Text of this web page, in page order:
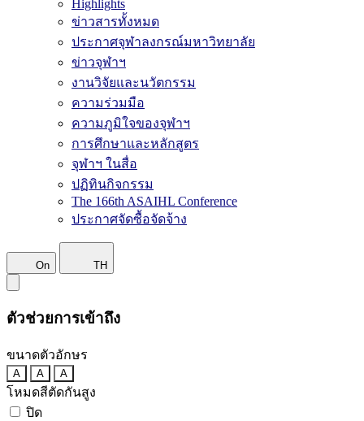
Highlights
ข่าวสารทั้งหมด
ประกาศจุฬาลงกรณ์มหาวิทยาลัย
ข่าวจุฬาฯ
งานวิจัยและนวัตกรรม
ความร่วมมือ
ความภูมิใจของจุฬาฯ
การศึกษาและหลักสูตร
จุฬาฯ ในสื่อ
ปฏิทินกิจกรรม
The 166th ASAIHL Conference
ประกาศจัดซื้อจัดจ้าง
On TH
ตัวช่วยการเข้าถึง
ขนาดตัวอักษร
A A A
โหมดสีตัดกันสูง
ปิด